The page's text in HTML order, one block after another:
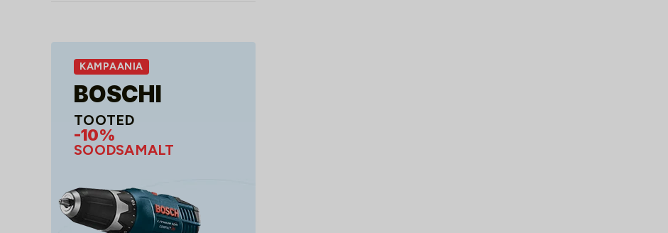
KAMPAANIA
BOSCHI
TOOTED
-10%
SOODSAMALT